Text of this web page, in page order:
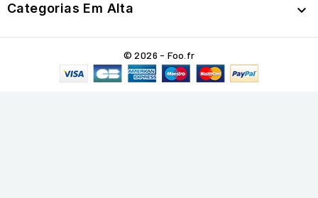
Categorias Em Alta 
© 2026 - Foo.fr